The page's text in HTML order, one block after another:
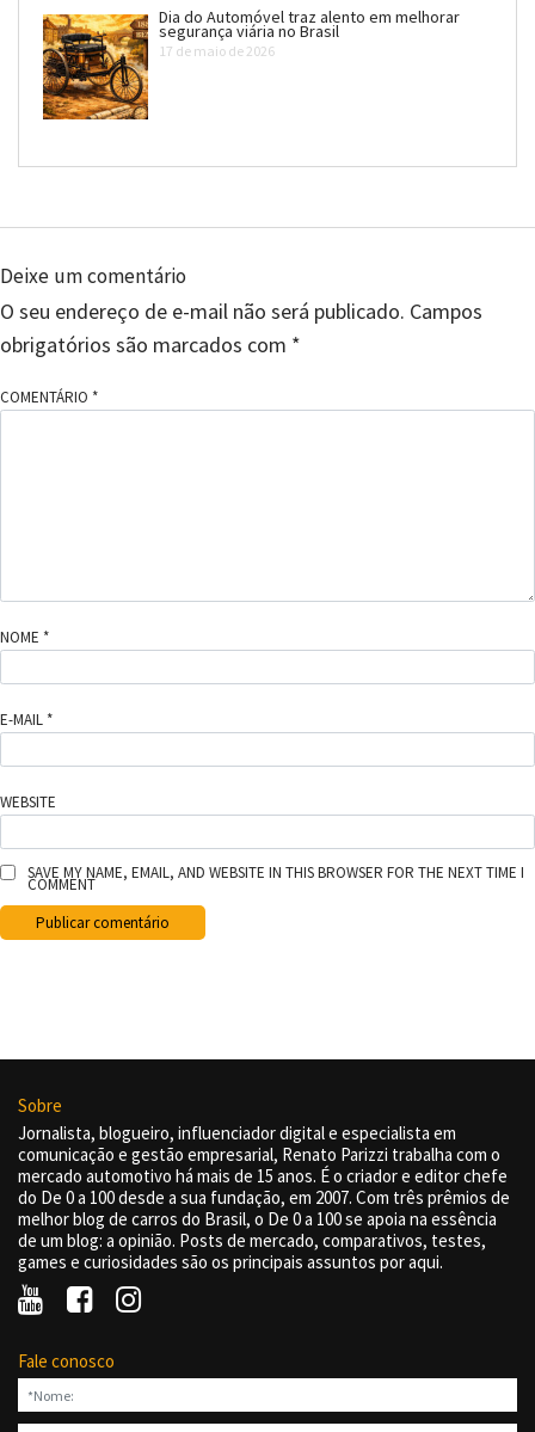
Dia do Automóvel traz alento em melhorar
segurança viária no Brasil
17 de maio de 2026
Deixe um comentário
O seu endereço de e-mail não será publicado. Campos
obrigatórios são marcados com *
COMENTÁRIO *
NOME *
E-MAIL *
WEBSITE
SAVE MY NAME, EMAIL, AND WEBSITE IN THIS BROWSER FOR THE NEXT TIME I
COMMENT
Sobre
Jornalista, blogueiro, influenciador digital e especialista em
comunicação e gestão empresarial, Renato Parizzi trabalha com o
mercado automotivo há mais de 15 anos. É o criador e editor chefe
do De 0 a 100 desde a sua fundação, em 2007. Com três prêmios de
melhor blog de carros do Brasil, o De 0 a 100 se apoia na essência
de um blog: a opinião. Posts de mercado, comparativos, testes,
games e curiosidades são os principais assuntos por aqui.
Fale conosco